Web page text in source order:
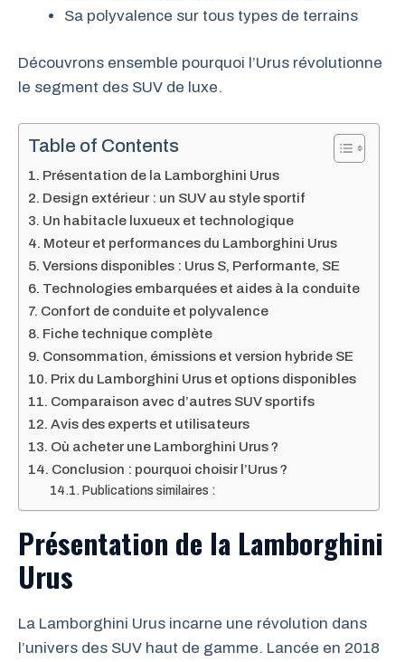
Sa polyvalence sur tous types de terrains
Découvrons ensemble pourquoi l’Urus révolutionne
le segment des SUV de luxe.
Table of Contents
Présentation de la Lamborghini Urus
Design extérieur : un SUV au style sportif
Un habitacle luxueux et technologique
Moteur et performances du Lamborghini Urus
Versions disponibles : Urus S, Performante, SE
Technologies embarquées et aides à la conduite
Confort de conduite et polyvalence
Fiche technique complète
Consommation, émissions et version hybride SE
Prix du Lamborghini Urus et options disponibles
Comparaison avec d’autres SUV sportifs
Avis des experts et utilisateurs
Où acheter une Lamborghini Urus ?
Conclusion : pourquoi choisir l’Urus ?
Publications similaires :
Présentation de la Lamborghini
Urus
La Lamborghini Urus incarne une révolution dans
l’univers des SUV haut de gamme. Lancée en 2018